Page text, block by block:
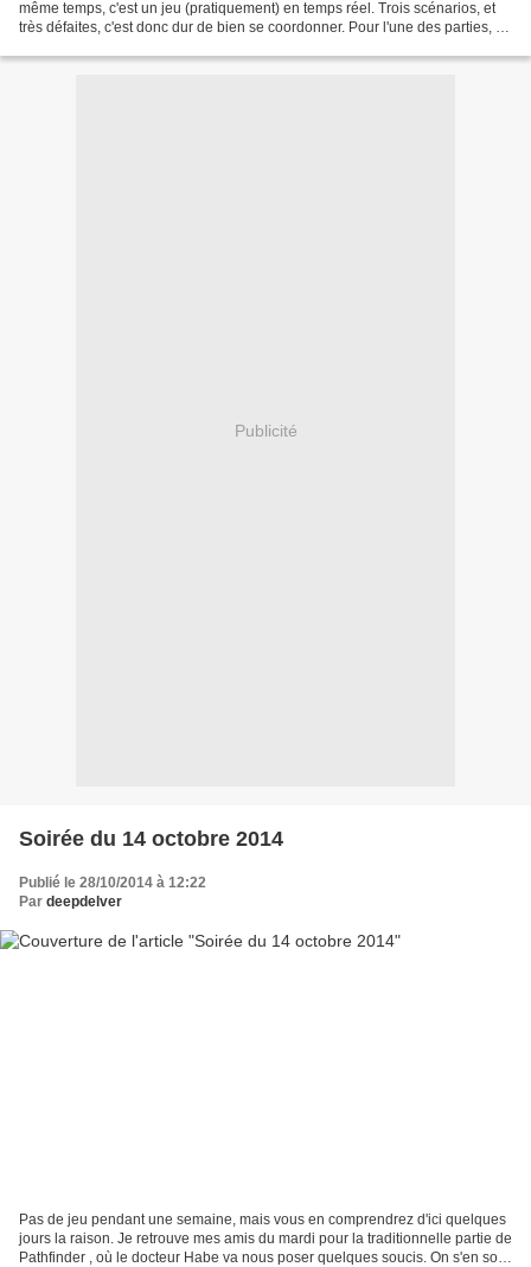
même temps, c'est un jeu (pratiquement) en temps réel. Trois scénarios, et
très défaites, c'est donc dur de bien se coordonner. Pour l'une des parties, on
Publicité
Soirée du 14 octobre 2014
Publié le 28/10/2014 à 12:22
Par deepdelver
Pas de jeu pendant une semaine, mais vous en comprendrez d'ici quelques
jours la raison. Je retrouve mes amis du mardi pour la traditionnelle partie de
Pathfinder , où le docteur Habe va nous poser quelques soucis. On s'en sort